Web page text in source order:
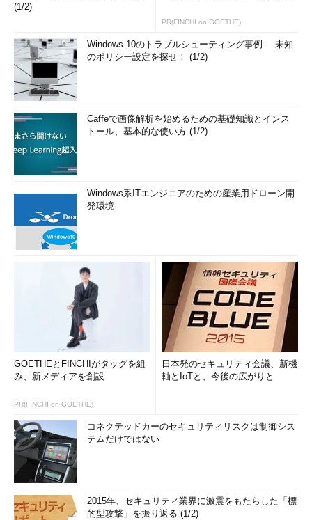
(1/2)
PR(FINCHI on GOETHE)
Windows 10のトラブルシューティング事例──未知
のポリシー設定を探せ！ (1/2)
Caffeで画像解析を始めるための基礎知識とインス
トール、基本的な使い方 (1/2)
Windows系ITエンジニアのための産業用ドローン開
発環境
GOETHEとFINCHIがタッグを組
み、新メディアを創設
PR(FINCHI on GOETHE)
日本発のセキュリティ会議、新機
軸とIoTと、今後の広がりと
コネクテッドカーのセキュリティリスクは制御シス
テムだけではない
2015年、セキュリティ業界に激震をもたらした「標
的型攻撃」を振り返る (1/2)